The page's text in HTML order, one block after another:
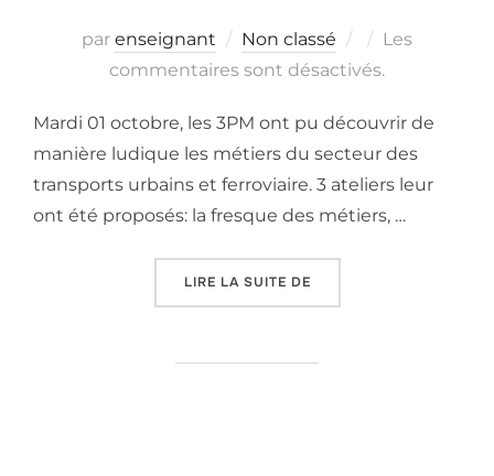
par enseignant Non classé
Publié
le
Les
commentaires sont désactivés.
Mardi 01 octobre, les 3PM ont pu découvrir de
manière ludique les métiers du secteur des
transports urbains et ferroviaire. 3 ateliers leur
ont été proposés: la fresque des métiers, …
LIRE LA SUITE DE« 3PM À L’EUROPEAN